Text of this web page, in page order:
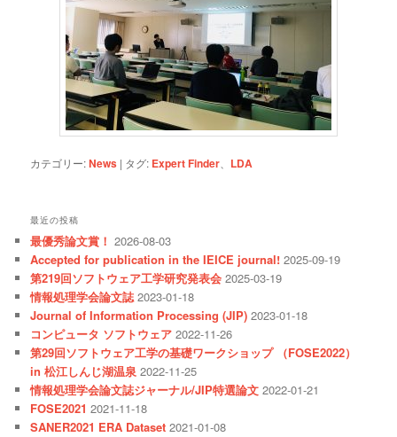
カテゴリー:News | タグ: Expert Finder LDA
最近の投稿
最優秀論文賞！ 2026-08-03
Accepted for publication in the IEICE journal! 2025-09-19
第219回ソフトウェア工学研究発表会 2025-03-19
情報処理学会論文誌 2023-01-18
Journal of Information Processing (JIP) 2023-01-18
コンピュータ ソフトウェア 2022-11-26
第29回ソフトウェア工学の基礎ワークショップ （FOSE2022）
in 松江しんじ湖温泉 2022-11-25
情報処理学会論文誌ジャーナル/JIP特選論文 2022-01-21
FOSE2021 2021-11-18
SANER2021 ERA Dataset 2021-01-08